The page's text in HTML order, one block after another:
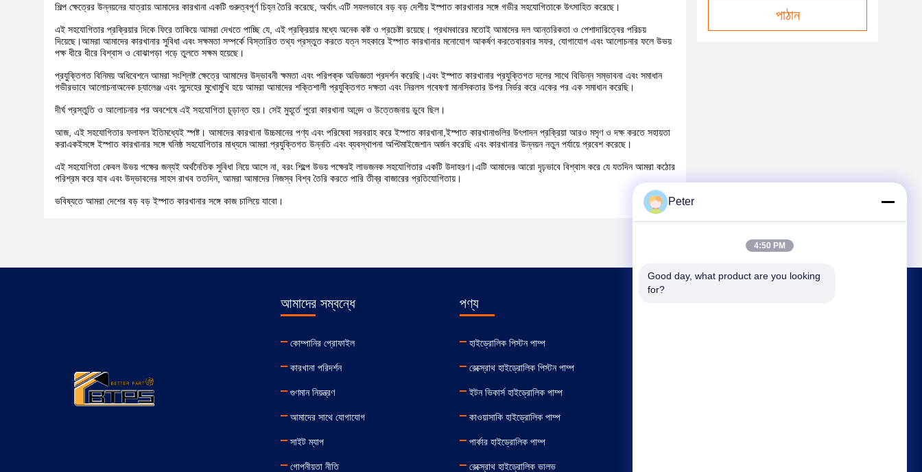
শিল্প ক্ষেত্রের উন্নয়নের যাত্রায় আমাদের কারখানা একটি গুরুত্বপূর্ণ চিহ্ন তৈরি করেছে, অর্থাৎ এটি সফলভাবে বড় বড় দেশীয় ইস্পাত কারখানার সঙ্গে গভীর সহযোগিতাকে উৎসাহিত করেছে।
এই সহযোগিতার প্রক্রিয়ার দিকে ফিরে তাকিয়ে আমরা দেখতে পাচ্ছি যে, এই প্রক্রিয়ার মধ্যে অনেক কষ্ট ও প্রচেষ্টা রয়েছে। প্রথমবারের মতোই আমাদের দল আন্তরিকতা ও পেশাদারিত্বের পরিচয়
দিয়েছে।আমরা আমাদের কারখানার সুবিধা এবং সক্ষমতা সম্পর্কে বিস্তারিত তথ্য প্রস্তুত করতে যত্ন সহকারে ইস্পাত কারখানার মনোযোগ আকর্ষণ করতেবারবার সফর, যোগাযোগ এবং আলোচনার ফলে উভয়
পক্ষ ধীরে ধীরে বিশ্বাস ও বোঝাপড়া গড়ে তুলতে সক্ষম হয়েছে।
প্রযুক্তিগত বিনিময় অধিবেশনে আমরা সংশ্লিষ্ট ক্ষেত্রে আমাদের উদ্ভাবনী ক্ষমতা এবং পরিপক্ক অভিজ্ঞতা প্রদর্শন করেছি।এবং ইস্পাত কারখানার প্রযুক্তিগত দলের সাথে বিভিন্ন সম্ভাবনা এবং সমাধান
গভীরভাবে আলোচনাঅনেক চ্যালেঞ্জ এবং সন্দেহের মুখোমুখি হয়ে আমরা আমাদের শক্তিশালী প্রযুক্তিগত দক্ষতা এবং নিরলস গবেষণা মানসিকতার উপর নির্ভর করে একের পর এক সমাধান করেছি।
দীর্ঘ প্রস্তুতি ও আলোচনার পর অবশেষে এই সহযোগিতা চূড়ান্ত হয়। সেই মুহূর্তে পুরো কারখানা আনন্দ ও উত্তেজনায় ডুবে ছিল।
আজ, এই সহযোগিতার ফলাফল ইতিমধ্যেই স্পষ্ট। আমাদের কারখানা উচ্চমানের পণ্য এবং পরিষেবা সরবরাহ করে ইস্পাত কারখানা,ইস্পাত কারখানাগুলির উৎপাদন প্রক্রিয়া আরও মসৃণ ও দক্ষ করতে সহায়তা
করাএকইসঙ্গে ইস্পাত কারখানার সঙ্গে ঘনিষ্ঠ সহযোগিতার মাধ্যমে আমরা প্রযুক্তিগত উন্নতি এবং ব্যবস্থাপনা অপ্টিমাইজেশান অর্জন করেছি এবং কারখানার উন্নয়ন নতুন পর্যায়ে প্রবেশ করেছে।
এই সহযোগিতা কেবল উভয় পক্ষের জন্যই অর্থনৈতিক সুবিধা নিয়ে আসে না, বরং শিল্পে উভয় পক্ষেরই লাভজনক সহযোগিতার একটি উদাহরণ।এটি আমাদের আরো দৃঢ়ভাবে বিশ্বাস করে যে যতদিন আমরা কঠোর
পরিশ্রম করে যাব এবং উদ্ভাবনের সাহস রাখব ততদিন, আমরা আমাদের নিজস্ব বিশ্ব তৈরি করতে পারি তীব্র বাজারের প্রতিযোগিতায়।
ভবিষ্যতে আমরা দেশের বড় বড় ইস্পাত কারখানার সঙ্গে কাজ চালিয়ে যাবো।
পাঠান
আমাদের সম্বন্ধে
কোম্পানির প্রোফাইল
কারখানা পরিদর্শন
গুণমান নিয়ন্ত্রণ
আমাদের সাথে যোগাযোগ
সাইট ম্যাপ
গোপনীয়তা নীতি
পণ্য
হাইড্রোলিক পিস্টন পাম্প
রেক্স্রোথ হাইড্রোলিক পিস্টন পাম্প
ইটন ভিকার্স হাইড্রোলিক পাম্প
কাওয়াসাকি হাইড্রোলিক পাম্প
পার্কার হাইড্রোলিক পাম্প
রেক্স্রোথ হাইড্রোলিক ভালভ
Peter
4:50 PM
Good day, what product are you looking
for?